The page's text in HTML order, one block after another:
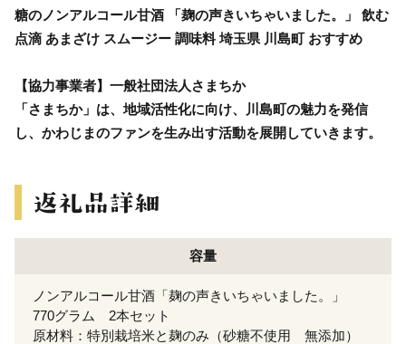
糖のノンアルコール甘酒 「麹の声きいちゃいました。」 飲む
点滴 あまざけ スムージー 調味料 埼玉県 川島町 おすすめ
【協力事業者】一般社団法人さまちか
「さまちか」は、地域活性化に向け、川島町の魅力を発信
し、かわじまのファンを生み出す活動を展開していきます。
容量
ノンアルコール甘酒「麹の声きいちゃいました。」
770グラム 2本セット
原材料：特別栽培米と麹のみ（砂糖不使用 無添加）